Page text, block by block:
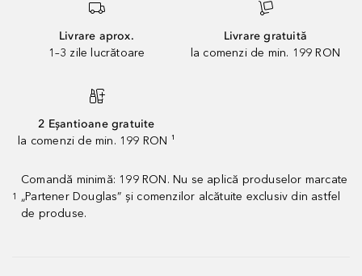
Livrare aprox.
1–3 zile lucrătoare
Livrare gratuită
la comenzi de min. 199 RON
2 Eșantioane gratuite
la comenzi de min. 199 RON ¹
1
Comandă minimă: 199 RON. Nu se aplică produselor marcate
„Partener Douglas” și comenzilor alcătuite exclusiv din astfel
de produse.